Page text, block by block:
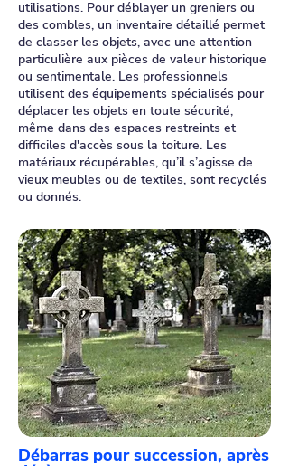
utilisations. Pour déblayer un greniers ou
des combles, un inventaire détaillé permet
de classer les objets, avec une attention
particulière aux pièces de valeur historique
ou sentimentale. Les professionnels
utilisent des équipements spécialisés pour
déplacer les objets en toute sécurité,
même dans des espaces restreints et
difficiles d'accès sous la toiture. Les
matériaux récupérables, qu’il s’agisse de
vieux meubles ou de textiles, sont recyclés
ou donnés.
Débarras pour succession, après